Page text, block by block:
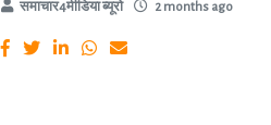
समाचार4मीडिया ब्यूरो 2 months ago